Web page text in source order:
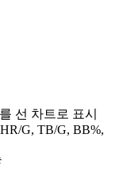
선 차트로 표시
G, TB/G, BB%,